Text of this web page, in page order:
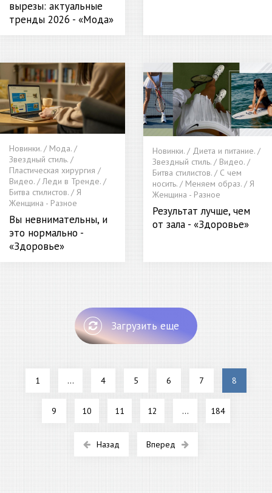
вырезы: актуальные
тренды 2026 - «Мода»
Новинки. / Мода. /
Звездный стиль. /
Пластическая хирургия /
Видео. / Леди в Тренде. /
Битва стилистов. / Я
Женщина - Разное
Вы невнимательны, и
это нормально -
«Здоровье»
Новинки. / Диета и питание. /
Звездный стиль. / Видео. /
Битва стилистов. / С чем
носить. / Меняем образ. / Я
Женщина - Разное
Результат лучше, чем
от зала - «Здоровье»
Загрузить еще
Назад
1 ... 4 5 6 7 8
9 10 11 12 ... 184
Вперед